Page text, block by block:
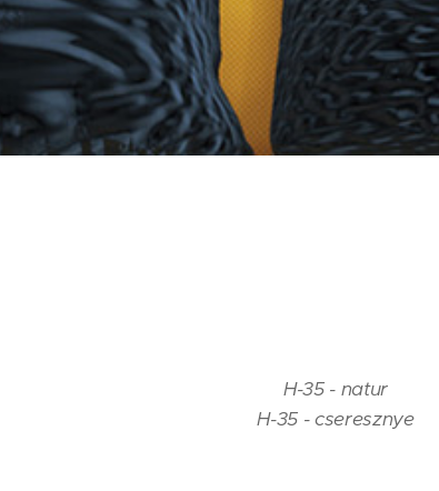
H-35 - natur
H-35 - cseresznye